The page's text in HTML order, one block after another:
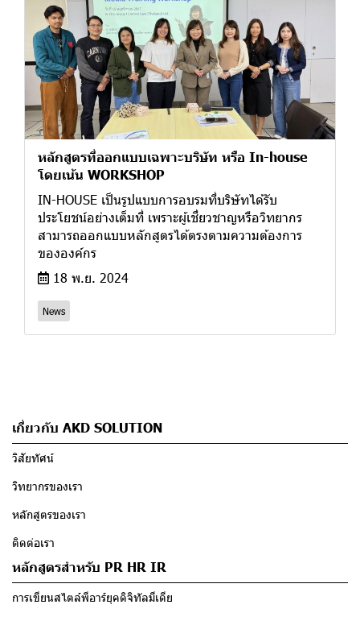
หลักสูตรที่ออกแบบเฉพาะบริษัท หรือ In-house
โดยเน้น WORKSHOP
IN-HOUSE เป็นรูปแบบการอบรมที่บริษัทได้รับ
ประโยชน์อย่างเต็มที่ เพราะผู้เชี่ยวชาญหรือวิทยากร
สามารถออกแบบหลักสูตรได้ตรงตามความต้องการ
ขององค์กร
18 พ.ย. 2024
News
เกี่ยวกับ AKD SOLUTION
วิสัยทัศน์
วิทยากรของเรา
หลักสูตรของเรา
ติดต่อเรา
หลักสูตรสำหรับ PR HR IR
การเขียนสไตล์พีอาร์ยุคดิจิทัลมีเดีย